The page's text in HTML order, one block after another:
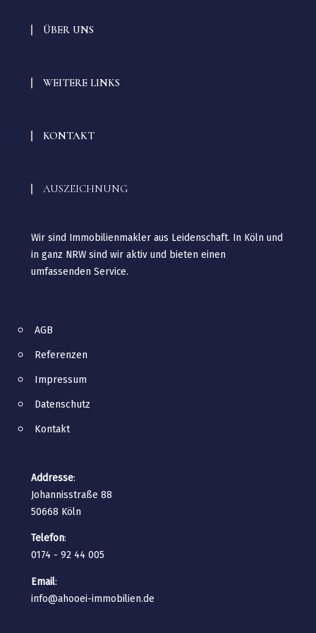
ÜBER UNS
WEITERE LINKS
KONTAKT
AUSZEICHNUNG
Wir sind Immobilienmakler aus Leidenschaft. In Köln und
in ganz NRW sind wir aktiv und bieten einen
umfassenden Service.
AGB
Referenzen
Impressum
Datenschutz
Kontakt
Addresse:
Johannisstraße 88
50668 Köln
Telefon:
0174 - 92 44 005
Email:
info@ahooei-immobilien.de